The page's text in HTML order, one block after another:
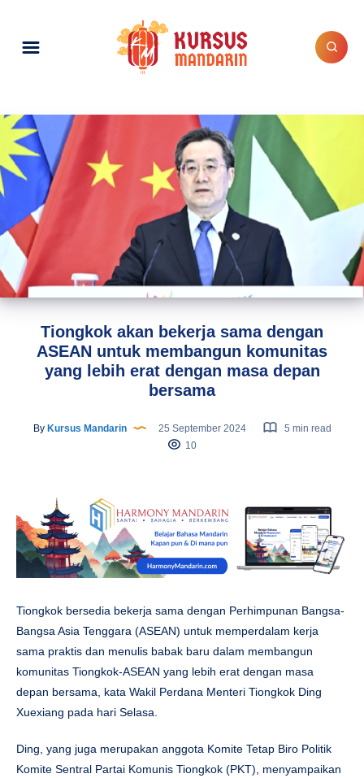
Tiongkok akan bekerja sama dengan
ASEAN untuk membangun komunitas
yang lebih erat dengan masa depan
bersama
ByKursus Mandarin 25 September 2024
5 min read
10
Tiongkok bersedia bekerja sama dengan Perhimpunan Bangsa-
Bangsa Asia Tenggara (ASEAN) untuk memperdalam kerja
sama praktis dan menulis babak baru dalam membangun
komunitas Tiongkok-ASEAN yang lebih erat dengan masa
depan bersama, kata Wakil Perdana Menteri Tiongkok Ding
Xuexiang pada hari Selasa.
Ding, yang juga merupakan anggota Komite Tetap Biro Politik
Komite Sentral Partai Komunis Tiongkok (PKT), menyampaikan